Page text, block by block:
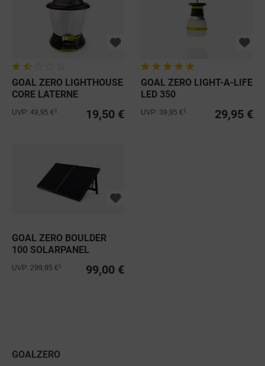
GOAL ZERO LIGHTHOUSE
CORE LATERNE
19,50 €
UVP: 49,95 €
GOAL ZERO LIGHT-A-LIFE
LED 350
29,95 €
UVP: 39,95 €
GOAL ZERO BOULDER
100 SOLARPANEL
BRIEFCASE
99,00 €
UVP: 299,95 €
GOALZERO